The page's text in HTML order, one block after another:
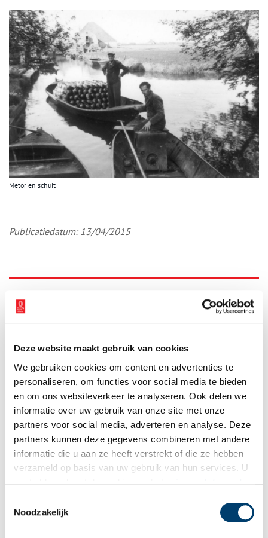
Deze website maakt gebruik van cookies
We gebruiken cookies om content en advertenties te
personaliseren, om functies voor social media te bieden
en om ons websiteverkeer te analyseren. Ook delen we
informatie over uw gebruik van onze site met onze
partners voor social media, adverteren en analyse. Deze
partners kunnen deze gegevens combineren met andere
informatie die u aan ze heeft verstrekt of die ze hebben
verzameld op basis van uw gebruik van hun services. U
Noodzakelijk
Metor en schuit
Publicatiedatum: 13/04/2015
Ontvang de nieuwsbrief
Wilt u op de hoogte blijven van de mooiste verhalen en het
wekelijkse nieuwsbrief!
Bij inschrijving gaat u akkoord met onsprivacybeleid.
Aanvullingen
Vul deze informatie aan of geef een reactie.